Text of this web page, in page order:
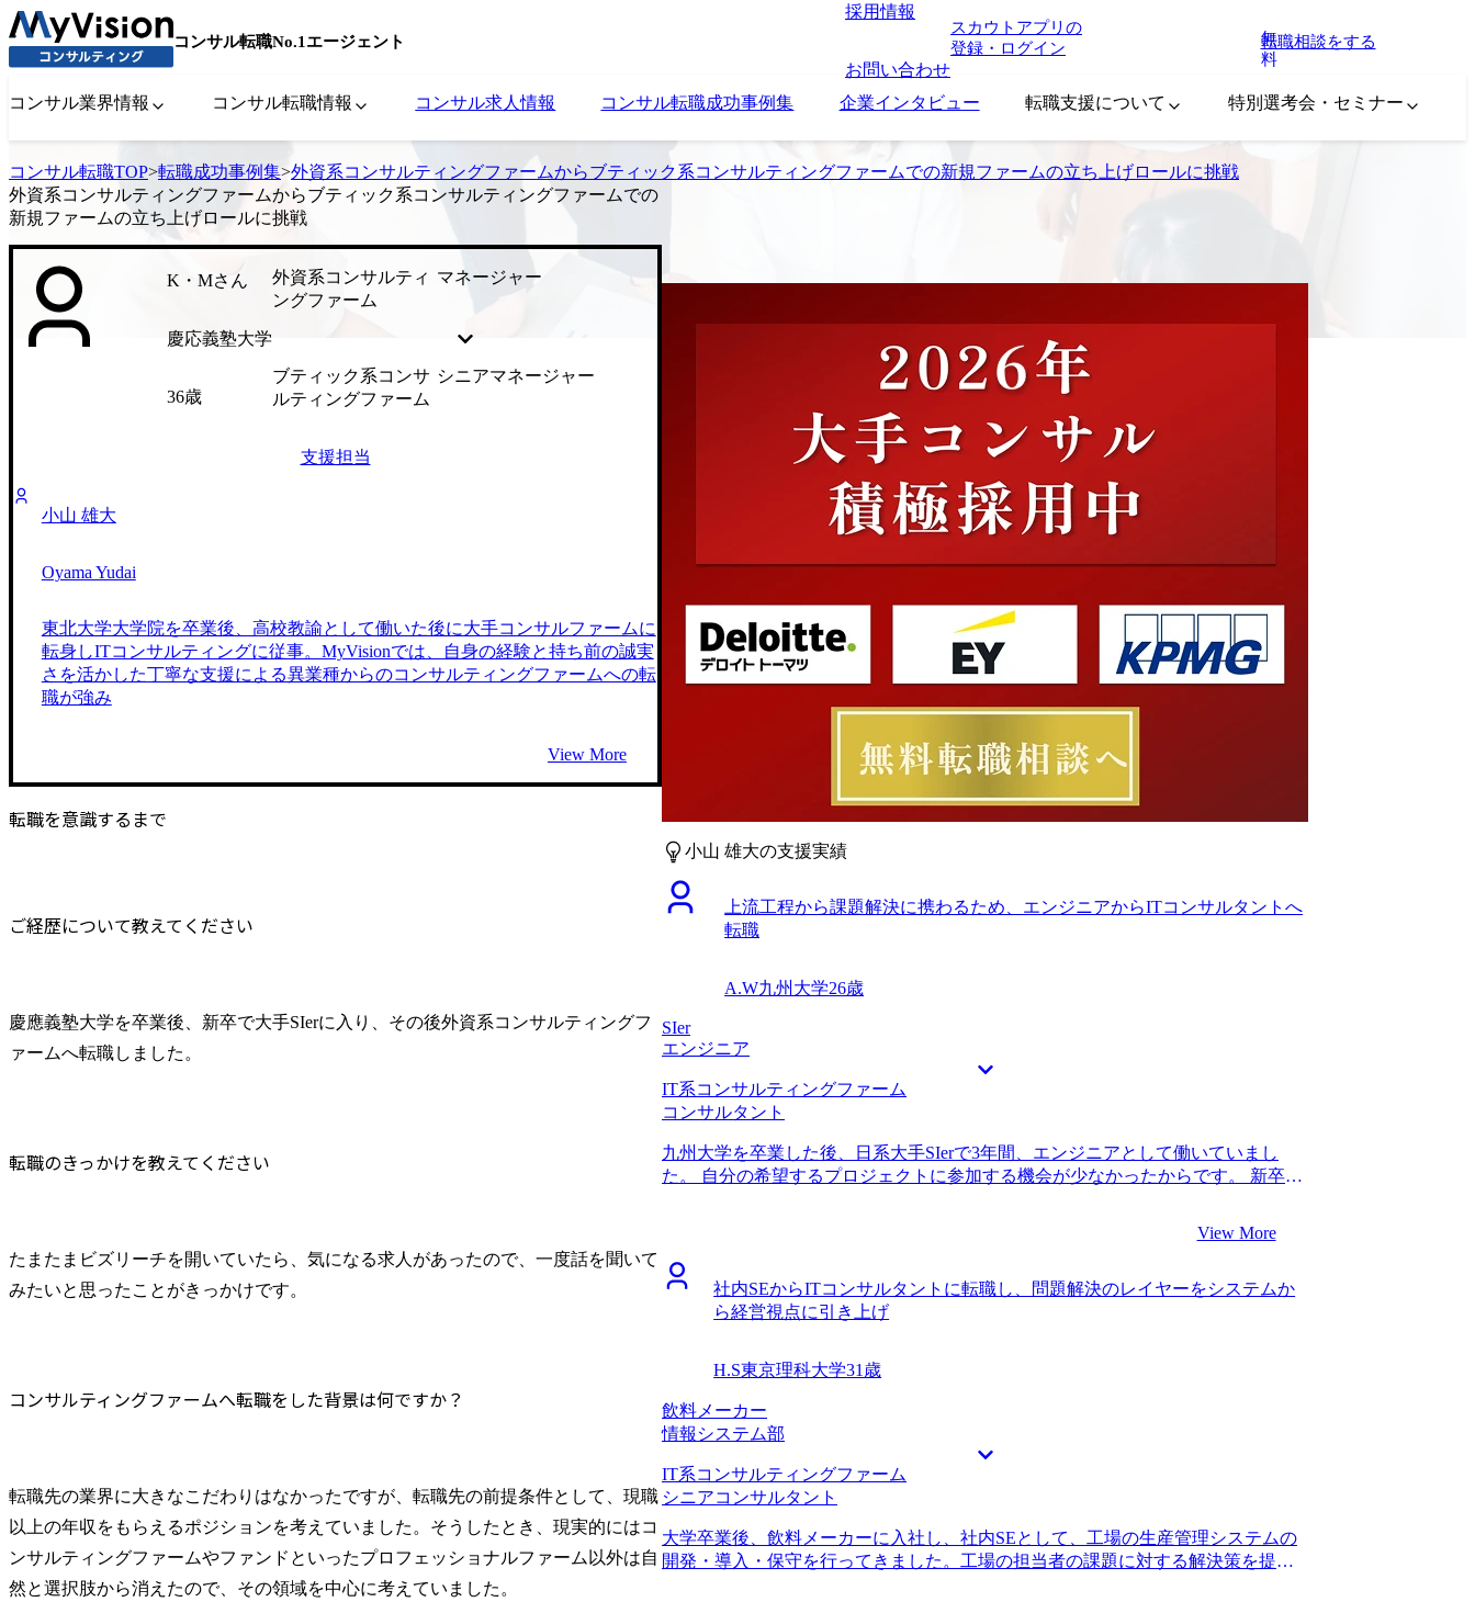
コンサル転職No.1エージェント
採用情報
お問い合わせ
スカウトアプリの
登録・ログイン
無
料
転職相談をする
コンサル業界情報 コンサル転職情報 コンサル求人情報 コンサル転職成功事例集 企業インタビュー 転職支援について 特別選考会・セミナー
コンサル転職TOP>転職成功事例集>外資系コンサルティングファームからブティック系コンサルティングファームでの新規ファームの立ち上げロールに挑戦
外資系コンサルティングファームからブティック系コンサルティングファームでの
新規ファームの立ち上げロールに挑戦
K・Mさん
慶応義塾大学
36歳
外資系コンサルティ
ングファーム
マネージャー
ブティック系コンサ
ルティングファーム
シニアマネージャー
支援担当
小山 雄大
Oyama Yudai
東北大学大学院を卒業後、高校教諭として働いた後に大手コンサルファームに
転身しITコンサルティングに従事。MyVisionでは、自身の経験と持ち前の誠実
さを活かした丁寧な支援による異業種からのコンサルティングファームへの転
職が強み
View More
転職を意識するまで
ご経歴について教えてください
慶應義塾大学を卒業後、新卒で大手SIerに入り、その後外資系コンサルティングフ
ァームへ転職しました。
転職のきっかけを教えてください
たまたまビズリーチを開いていたら、気になる求人があったので、一度話を聞いて
みたいと思ったことがきっかけです。
コンサルティングファームへ転職をした背景は何ですか？
転職先の業界に大きなこだわりはなかったですが、転職先の前提条件として、現職
以上の年収をもらえるポジションを考えていました。そうしたとき、現実的にはコ
ンサルティングファームやファンドといったプロフェッショナルファーム以外は自
然と選択肢から消えたので、その領域を中心に考えていました。
小山 雄大の支援実績
上流工程から課題解決に携わるため、エンジニアからITコンサルタントへ
転職
A.W九州大学26歳
SIer
エンジニア
IT系コンサルティングファーム
コンサルタント
九州大学を卒業した後、日系大手SIerで3年間、エンジニアとして働いていまし
た。 自分の希望するプロジェクトに参加する機会が少なかったからです。 新卒の
銀行システムのプロジェクトに関わりたいと考えていたのですが、配属先が会社
の方針やプロジェクトのニーズに基づいて決まっていたため、他業界のプロジェ
クトばかりにアサインされていました。 入社当時は経験を積むという意味で納得
していたのですが、エンジニアとして成長するにつれ、自分が以前より希望して
た。 さらに、具体的な要件に基づいて開発を行っていましたが、プロジェクト全
体の方向性を定める上流工程に積極的に関わることが自分のやりたいことだと気
づきました。 ITコンサルタントに転職した同僚が、これまでのスキルセットを活
かしてシステム導入プロジェクトを上流から設計していく流れを話していたのを
耳にして、興味を持ち始めました。 ITコンサルタントになれば、システム開発を
所与とすることなく、クライアントの経営課題を踏まえた上で、様々な観点から
ITに関する提言を行い、様々な価値を創出することができると思いました。 また
ごせなくなっており、「このままではいけない」と感じるようになっていたため
転職活動を始めることにしました。 MyVisionと、IT系職種の転職に強いエージェ
View More
社内SEからITコンサルタントに転職し、問題解決のレイヤーをシステムか
ら経営視点に引き上げ
H.S東京理科大学31歳
飲料メーカー
情報システム部
IT系コンサルティングファーム
シニアコンサルタント
大学卒業後、飲料メーカーに入社し、社内SEとして、工場の生産管理システムの
開発・導入・保守を行ってきました。工場の担当者の課題に対する解決策を提案